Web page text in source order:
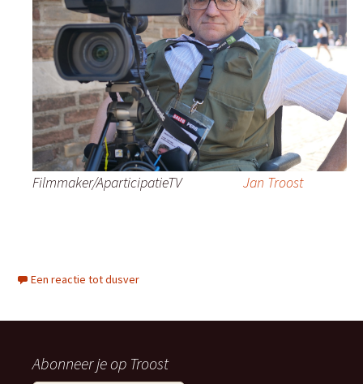
Filmmaker/AparticipatieTV Jan Troost
Een reactie tot dusver
Abonneer je op Troost